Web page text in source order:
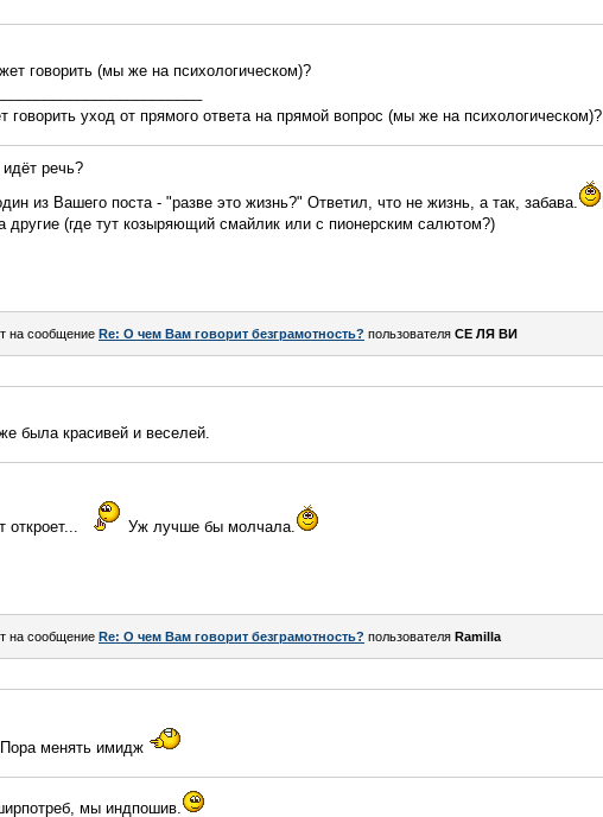
говорить (мы же на психологическом)?
говорить уход от прямого ответа на прямой вопрос (мы же на психологическом)?
речь?
из Вашего поста - "разве это жизнь?" Ответил, что не жизнь, а так, забава.
другие (где тут козыряющий смайлик или с пионерским салютом?)
на сообщение Re: О чем Вам говорит безграмотность? пользователя СЕ ЛЯ ВИ
была красивей и веселей.
откроет... Уж лучше бы молчала.
на сообщение Re: О чем Вам говорит безграмотность? пользователя Ramilla
менять имидж
мы индпошив.